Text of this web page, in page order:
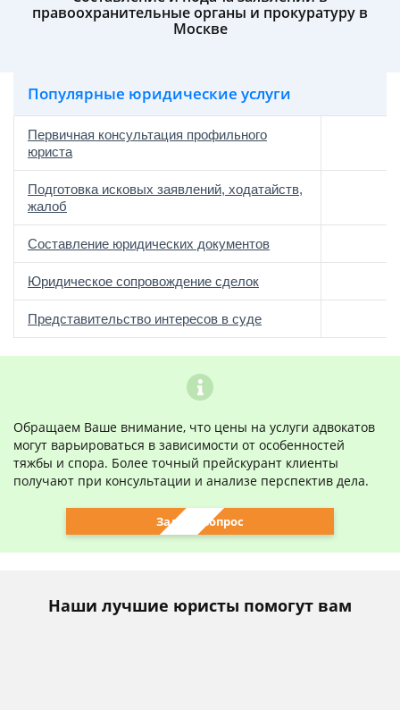
правоохранительные органы и прокуратуру в
Москве
Популярные юридические услуги
Первичная консультация профильного
юриста
Подготовка исковых заявлений, ходатайств,
жалоб
Составление юридических документов
Юридическое сопровождение сделок
Представительство интересов в суде
Обращаем Ваше внимание, что цены на услуги адвокатов
могут варьироваться в зависимости от особенностей
тяжбы и спора. Более точный прейскурант клиенты
получают при консультации и анализе перспектив дела.
Задать вопрос
Наши лучшие юристы помогут вам